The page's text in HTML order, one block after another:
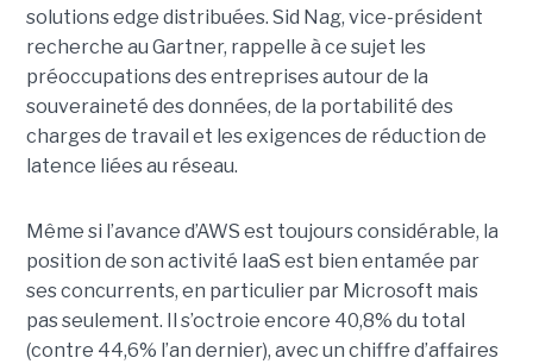
solutions edge distribuées. Sid Nag, vice-président
recherche au Gartner, rappelle à ce sujet les
préoccupations des entreprises autour de la
souveraineté des données, de la portabilité des
charges de travail et les exigences de réduction de
latence liées au réseau.
Même si l’avance d’AWS est toujours considérable, la
position de son activité IaaS est bien entamée par
ses concurrents, en particulier par Microsoft mais
pas seulement. Il s’octroie encore 40,8% du total
(contre 44,6% l’an dernier), avec un chiffre d’affaires